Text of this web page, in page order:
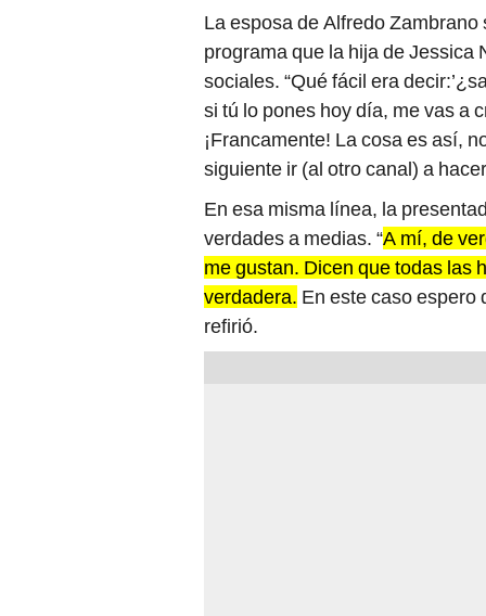
La esposa de Alfredo
programa que la hija de Jessica
sociales. “Qué fácil era
si tú lo pones hoy día, me vas a
¡Francamente! La cosa es así,
siguiente ir (al otro canal) a
En esa misma línea, la
verdades a medias. “A mí, de
me gustan. Dicen que todas las
verdadera. En este caso espero
refirió.